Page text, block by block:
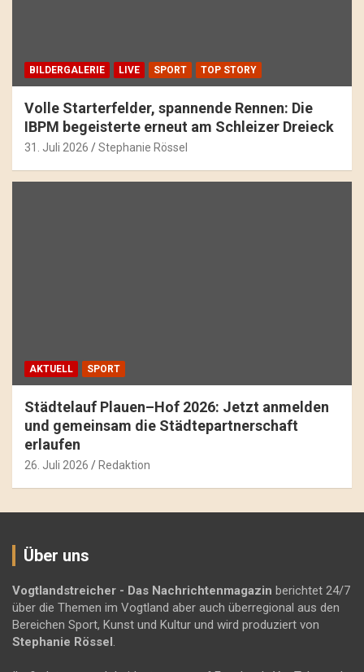
BILDERGALERIE LIVE SPORT TOP STORY
Volle Starterfelder, spannende Rennen: Die
IBPM begeisterte erneut am Schleizer Dreieck
31. Juli 2026 Stephanie Rössel
AKTUELL SPORT
Städtelauf Plauen–Hof 2026: Jetzt anmelden
und gemeinsam die Städtepartnerschaft
erlaufen
26. Juli 2026 Redaktion
Über uns
Vogtlandstreicher - Das Nachrichtenmagazin berichtet 24/7
über die Themen im Vogtland aber auch überregional aus den
Bereichen Sport, Kunst und Kultur und wird produziert von
Stephanie Rössel .